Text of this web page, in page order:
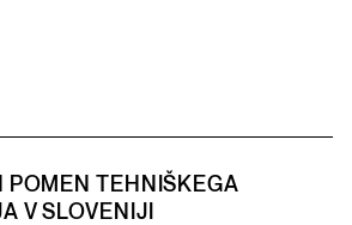
POMEN TEHNIŠKEGA
V SLOVENIJI